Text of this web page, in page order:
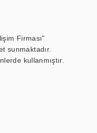
Firması"
sunmaktadır.
kullanmıştır.